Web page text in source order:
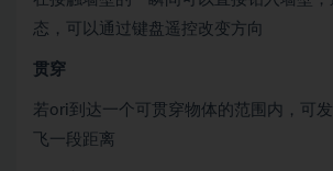
态，可以通过键盘遥控改变方向
贯穿
若ori到达一个可贯穿物体的范围内，可
飞一段距离